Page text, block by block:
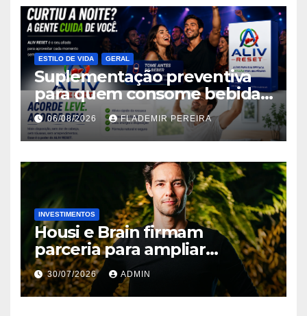
ESTILO DE VIDA GERAL
Suplementação preventiva
para quem consome bebidas
alcoólicas ganha espaço no
mercado brasileiro
06/08/2026 FLADEMIR PEREIRA
INVESTIMENTOS
Housi e Brain firmam
parceria para ampliar
inteligência de mercado em
lançamentos imobiliários
30/07/2026 ADMIN